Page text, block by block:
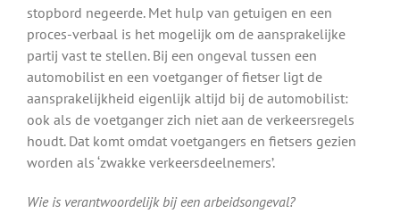
stopbord negeerde. Met hulp van getuigen en een
proces-verbaal is het mogelijk om de aansprakelijke
partij vast te stellen. Bij een ongeval tussen een
automobilist en een voetganger of fietser ligt de
aansprakelijkheid eigenlijk altijd bij de automobilist:
ook als de voetganger zich niet aan de verkeersregels
houdt. Dat komt omdat voetgangers en fietsers gezien
worden als ‘zwakke verkeersdeelnemers’.
Wie is verantwoordelijk bij een arbeidsongeval?